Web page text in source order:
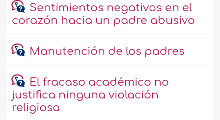
Sentimientos negativos en el
corazón hacia un padre abusivo
Manutención de los padres
El fracaso académico no
justifica ninguna violación
religiosa